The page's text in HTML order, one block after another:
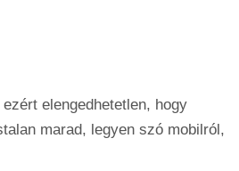
elengedhetetlen, hogy
marad, legyen szó mobilról,